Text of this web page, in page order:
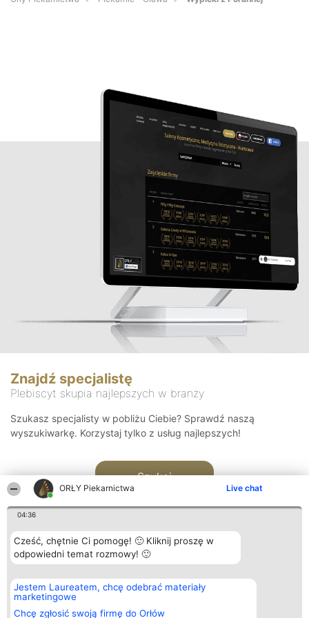
ORŁY Piekarnictwa Live chat
04:36
Cześć, chętnie Ci pomogę! 🙂 Kliknij proszę w
odpowiedni temat rozmowy! 🙂
Jestem Laureatem, chcę odebrać materiały
marketingowe
Chcę zgłosić swoją firmę do Orłów
Znajdź specjalistę
Plebiscyt skupia najlepszych w branży
Szukasz specjalisty w pobliżu Ciebie? Sprawdź naszą
wyszukiwarkę. Korzystaj tylko z usług najlepszych!
Szukaj
Organizator plebiscytu
Bright Side Solutions sp. z o.
o. sp. k.
ul. Ruska 22
Plebiscyt
Laureaci
wszystkich
Kontakt
Kontakt